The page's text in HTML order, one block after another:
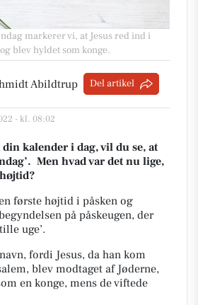
markerer vi, at Jesus red ind i
blev hyldet som konge.
Abildtrup Del artikel
- kl. 08:02
kalender i dag, vil du se, at
Men hvad var det nu lige,
første højtid i påsken og
på påskeugen, der
uge’.
fordi Jesus, da han kom
blev modtaget af Jøderne,
en konge, mens de viftede